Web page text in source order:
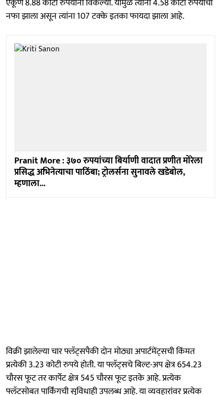
नफा झाला असून त्यांना 107 टक्के इतका फायदा झाला आहे.
Pranit More : ३७० रुपयांच्या बिर्याणी वादात प्रणीत मोरेला
प्रसिद्ध अभिनेत्याचा पाठिंबा; ट्रोलर्सना सुनावले खडेबोल,
म्हणाला...
विक्री झालेल्या चार फ्लॅट्सपैकी दोन मोठ्या अपार्टमेंट्सची किंमत
प्रत्येकी 3.23 कोटी रुपये होती. या फ्लॅट्सचे बिल्ट-अप क्षेत्र 654.23
चौरस फूट तर कार्पेट क्षेत्र 545 चौरस फूट इतके आहे. प्रत्येक
फ्लॅटसोबत पार्किंगची सुविधाही उपलब्ध आहे. या व्यवहारांवर प्रत्येक